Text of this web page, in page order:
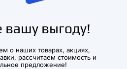
вашу выгоду!
о наших товарах, акциях,
рассчитаем стоимость и
предложение!